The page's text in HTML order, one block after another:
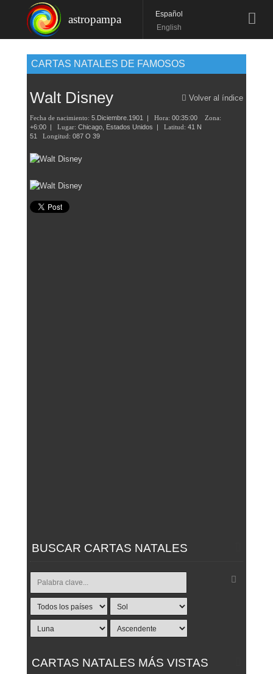
astropampa
Español
English
CARTAS NATALES DE FAMOSOS
Walt Disney Volver al índice
Fecha de nacimiento: 5.Diciembre.1901 | Hora: 00:35:00 Zona:
+6:00 | Lugar: Chicago, Estados Unidos | Latitud: 41 N
51 Longitud: 087 O 39
BUSCAR CARTAS NATALES
CARTAS NATALES MÁS VISTAS